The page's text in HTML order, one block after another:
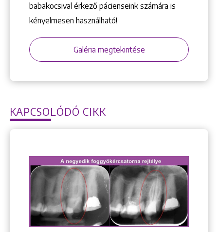
babakocsival érkező pácienseink számára is
kényelmesen használható!
Galéria megtekintése
KAPCSOLÓDÓ CIKK